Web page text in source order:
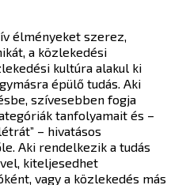
élményeket szerez,
a közlekedési
kultúra alakul ki
épülő tudás. Aki
szívesebben fogja
tanfolyamait és –
– hivatásos
Aki rendelkezik a tudás
kiteljesedhet
vagy a közlekedés más